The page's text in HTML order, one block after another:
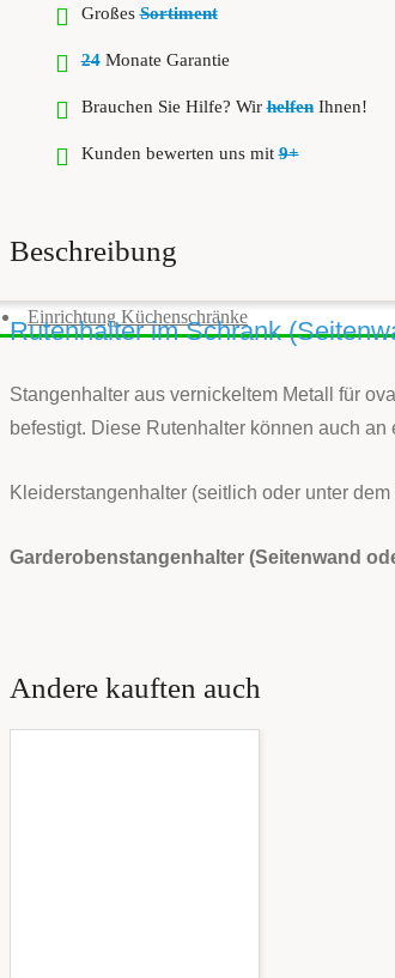
Einrichtung Küchenschränke
GroßesSortiment
24Monate Garantie
Brauchen Sie Hilfe? WirhelfenIhnen!
Kunden bewerten uns mit9+
Beschreibung
Rutenhalter im Schrank
Stangenhalter aus vernickeltem Metall für
befestigt. Diese Rutenhalter können auch
Kleiderstangenhalter (seitlich oder unter
Garderobenstangenhalter (Seitenwand
Andere kauften auch